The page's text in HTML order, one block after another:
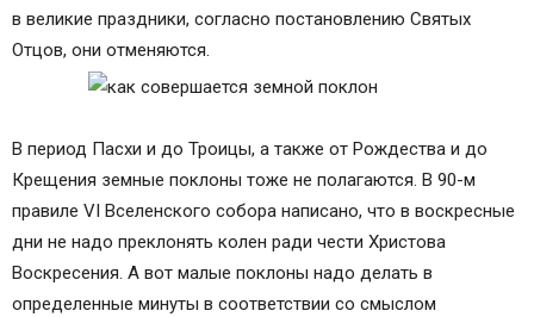
в великие праздники, согласно постановлению Святых
Отцов, они отменяются.
В период Пасхи и до Троицы, а также от Рождества и до
Крещения земные поклоны тоже не полагаются. В 90-м
правиле VI Вселенского собора написано, что в воскресные
дни не надо преклонять колен ради чести Христова
Воскресения. А вот малые поклоны надо делать в
определенные минуты в соответствии со смыслом